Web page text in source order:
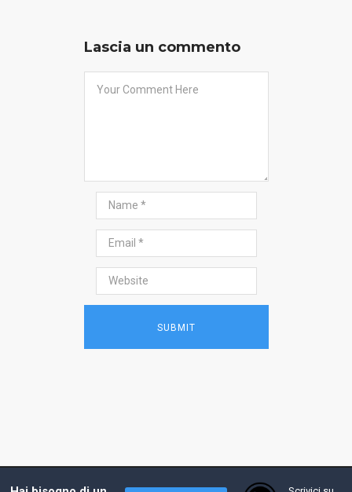
Lascia un commento
2017 - Prof. Andrea Costanzo, tutti i diritti